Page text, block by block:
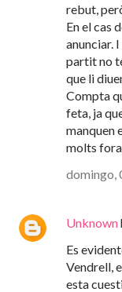
rebut,
En el cas
anunciar.
partit no
que li
Compta
feta, ja
manquen
molts
domingo,
Unknown
Es
Vendrell,
esta